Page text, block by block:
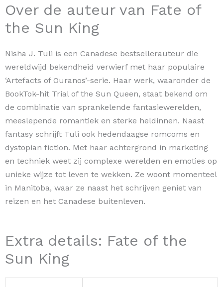
Over de auteur van Fate of
the Sun King
Nisha J. Tuli is een Canadese bestsellerauteur die
wereldwijd bekendheid verwierf met haar populaire
‘Artefacts of Ouranos’-serie. Haar werk, waaronder de
BookTok-hit Trial of the Sun Queen, staat bekend om
de combinatie van sprankelende fantasiewerelden,
meeslepende romantiek en sterke heldinnen. Naast
fantasy schrijft Tuli ook hedendaagse romcoms en
dystopian fiction. Met haar achtergrond in marketing
en techniek weet zij complexe werelden en emoties op
unieke wijze tot leven te wekken. Ze woont momenteel
in Manitoba, waar ze naast het schrijven geniet van
reizen en het Canadese buitenleven.
Extra details: Fate of the
Sun King